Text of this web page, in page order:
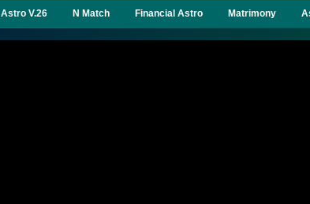
Astro V.26 N Match Financial Astro Matrimony